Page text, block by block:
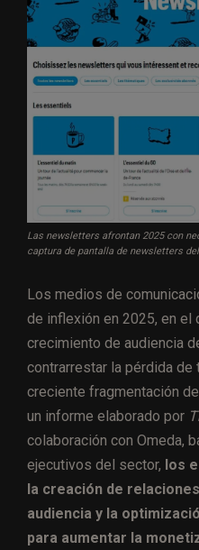
Las newsletters afrontan 2025 con
captura de pantalla de newsletters
Los medios de
de inflexión en 2025, en el
crecimiento de audiencia
contrarrestar la pérdida de
creciente fragmentación
un informe elaborado por
colaboración con Omeda,
ejecutivos del sector, los
la creación de
audiencia y la
para aumentar la